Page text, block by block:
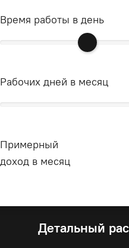
Время работы в день
Рабочих дней в месяц
Примерный
доход в месяц
Детальный